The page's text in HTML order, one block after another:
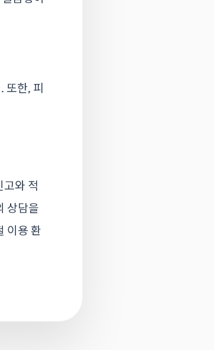
또한, 피
와 적
상담을
이용 환